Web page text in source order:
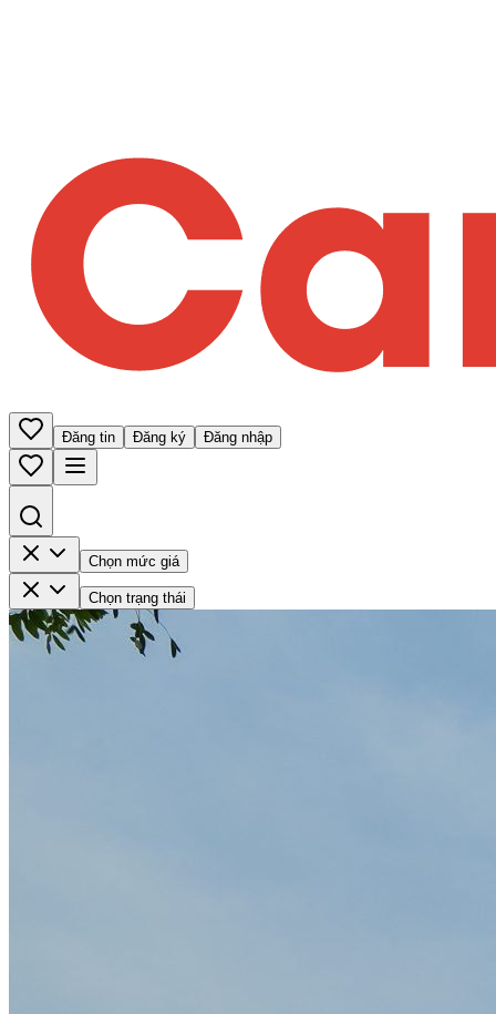
Đăng tin Đăng ký Đăng nhập
Chọn mức giá
Chọn trạng thái